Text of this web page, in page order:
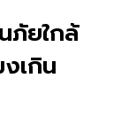
ภัยใกล้
เกิน